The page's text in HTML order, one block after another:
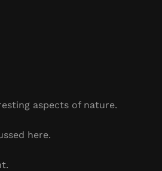
aspects of nature.
here.